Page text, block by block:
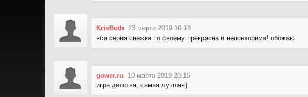
KrisBoth 23 марта 2019 10:18
вся серия снежка по своему прекрасна и неповторима! обожаю
gewer.ru
10 марта 2019 20:15
игра детства, самая лучшая)